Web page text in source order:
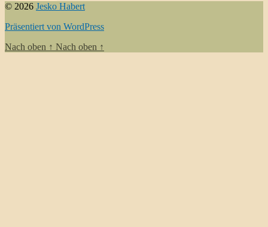
© 2026 Jesko Habert
Präsentiert von WordPress
Nach oben ↑ Nach oben ↑